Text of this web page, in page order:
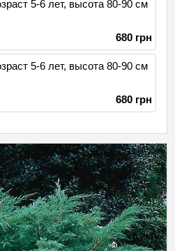
5-6 лет, высота 80-90 см
680 грн
5-6 лет, высота 80-90 см
680 грн